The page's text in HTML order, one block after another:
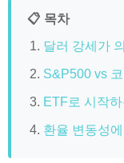
📋 목차
달러 강세가
S&P500 vs
ETF로 시작
환율 변동성에